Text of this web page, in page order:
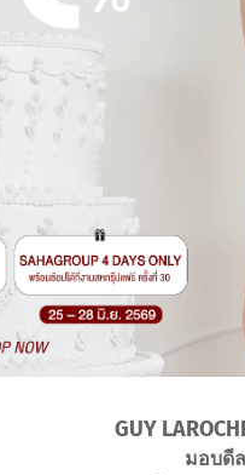
GUY
มอบดี